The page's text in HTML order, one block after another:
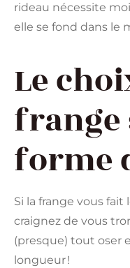
rideau nécessite
elle se fond dans le
Le
frange
forme
Si la frange vous
craignez de vous
(presque) tout oser
longueur !